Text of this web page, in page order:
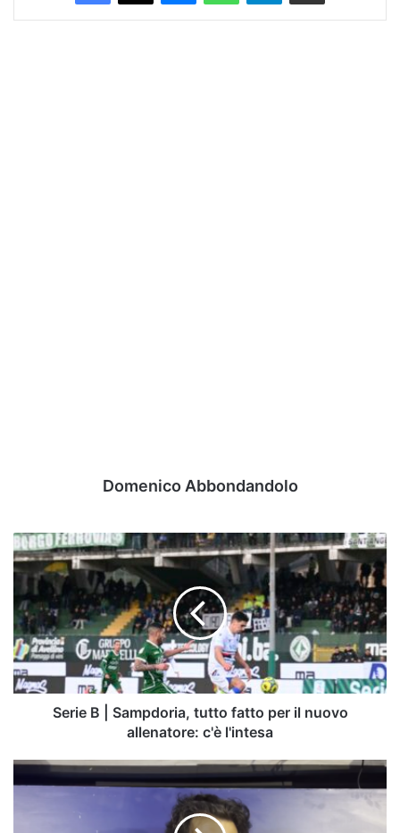
Domenico Abbondandolo
Serie
B
Sampdoria,
tutto
fatto
per
il
nuovo
allenatore:Serie B | Sampdoria, tutto fatto per il nuovo
allenatore: c'è l'intesa
Avellino
Basket,